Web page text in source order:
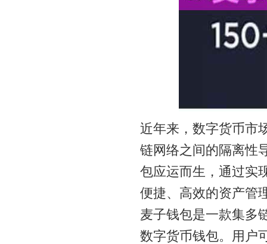
近年来，数字货币市
链网络之间的隔离性
包应运而生，通过实
便捷、高效的资产管
麦子钱包是一款集多
数字货币钱包。用户